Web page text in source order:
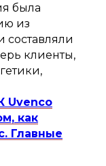
была
из
составляли
клиенты,
Uvenco
как
Главные